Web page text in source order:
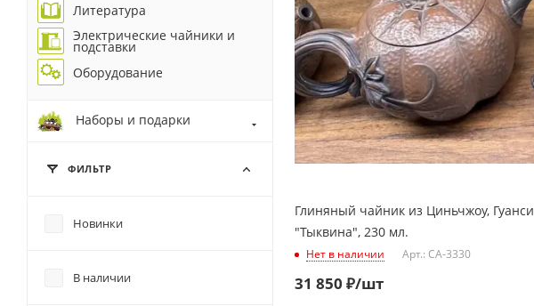
Глиняный чайник из Циньчжоу, Гуанси
"Тыквина", 230 мл.
Нет в наличии Арт.: CA-3330
31 850 ₽/шт
Литература
Электрические чайники и
подставки
Оборудование
Наборы и подарки
ФИЛЬТР
Новинки
В наличии